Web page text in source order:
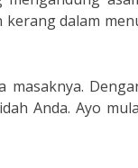
dalam
Anda. Ayo